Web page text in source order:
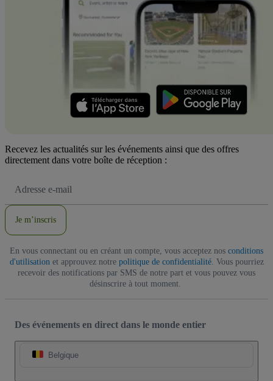
Recevez les actualités sur les événements ainsi que des offres
directement dans votre boîte de réception :
e-
Je m’inscris
En vous connectant ou en créant un compte, vous acceptez nos conditions
d'utilisation et approuvez notre politique de confidentialité. Vous pourriez
recevoir des notifications par SMS de notre part et vous pouvez vous
désinscrire à tout moment.
Des événements en direct dans le monde entier
Belgique